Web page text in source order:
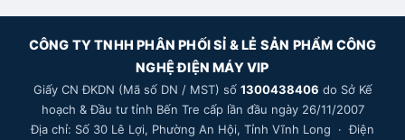
CÔNG TY TNHH PHÂN PHỐI SỈ & LẺ SẢN PHẨM CÔNG
NGHỆ ĐIỆN MÁY VIP
Giấy CN ĐKDN (Mã số DN / MST) số 1300438406 do Sở Kế
hoạch & Đầu tư tỉnh Bến Tre cấp lần đầu ngày 26/11/2007
Địa chỉ: Số 30 Lê Lợi, Phường An Hội, Tỉnh Vĩnh Long · Điện